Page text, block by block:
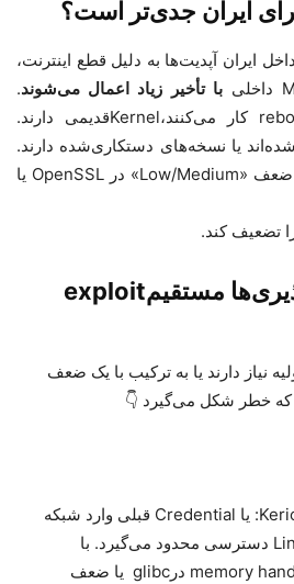
ایران جدی‌تر است؟
ایران آپدیت‌ها به دلیل قطع اینترنت،
داخلیبا تأخیر زیاد اعمال می‌شوند.
کار می‌کنند،Kernelقدیمی دارند.
یا نسخه‌های دستکاری‌شده دارند.
ضعف «Low/Medium» در OpenSSL یا
تضعیف کند.
مستقیمexploit
نیاز دارند یا به ترکیب با یک ضعف
که خطر شکل می‌گیرد 👇
یا Credential قبلی وارد شبکه
دسترسی محدود می‌گیرد. با
memory در glibc یا ضعف